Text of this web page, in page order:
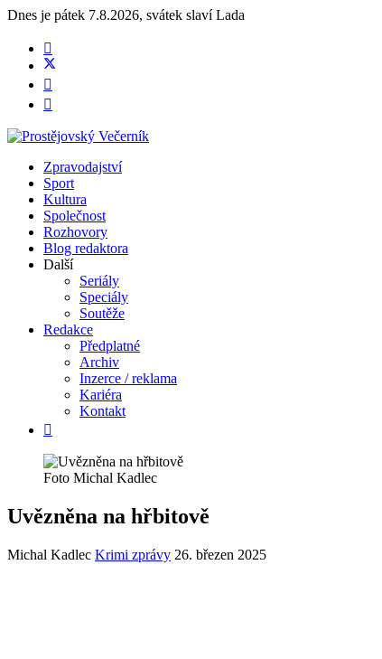
Dnes je pátek 7.8.2026, svátek slavíLada
Zpravodajství
Sport
Kultura
Společnost
Rozhovory
Blog redaktora
Další
Seriály
Speciály
Soutěže
Redakce
Předplatné
Archiv
Inzerce / reklama
Kariéra
Kontakt
Foto Michal Kadlec
Uvězněna na hřbitově
Michal Kadlec Krimi zprávy 26. březen 2025